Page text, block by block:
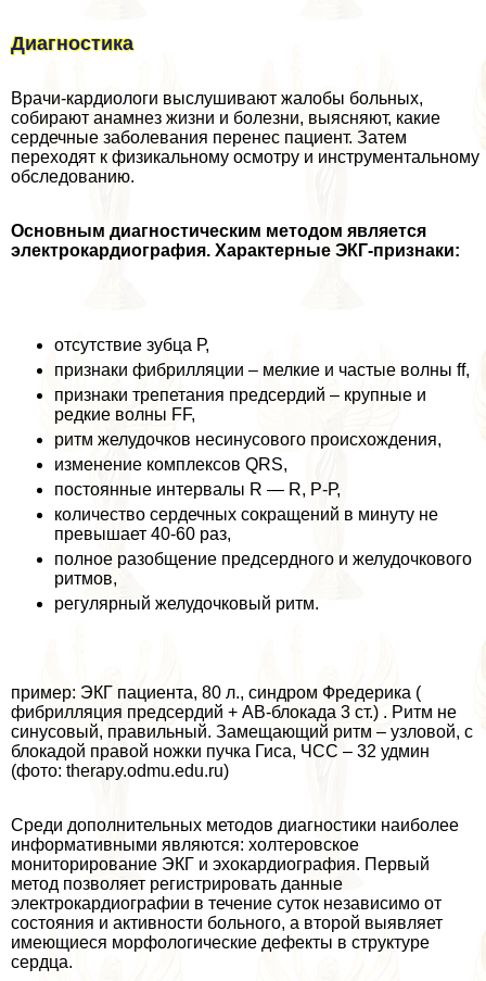
Диагностика
Врачи-кардиологи выслушивают жалобы больных,
собирают анамнез жизни и болезни, выясняют, какие
сердечные заболевания перенес пациент. Затем
переходят к физикальному осмотру и инструментальному
обследованию.
Основным диагностическим методом является
электрокардиография. Хаpaктерные ЭКГ-признаки:
отсутствие зубца Р,
признаки фибрилляции – мелкие и частые волны ff,
признаки трепетания предсердий – крупные и
редкие волны FF,
ритм желудочков несинусового происхождения,
изменение комплексов QRS,
постоянные интервалы R — R, Р-Р,
количество сердечных сокращений в минуту не
превышает 40-60 раз,
полное разобщение предсердного и желудочкового
ритмов,
регулярный желудочковый ритм.
пример: ЭКГ пациента, 80 л., синдром Фредерика (
фибрилляция предсердий + АВ-блокада 3 ст.) . Ритм не
синусовый, правильный. Замещающий ритм – узловой, с
блокадой правой ножки пучка Гиса, ЧСС – 32 удмин
(фото: therapy.odmu.edu.ru)
Среди дополнительных методов диагностики наиболее
информативными являются: холтеровское
мониторирование ЭКГ и эхокардиография. Первый
метод позволяет регистрировать данные
электрокардиографии в течение суток независимо от
состояния и активности больного, а второй выявляет
имеющиеся морфологические дефекты в структуре
сердца.